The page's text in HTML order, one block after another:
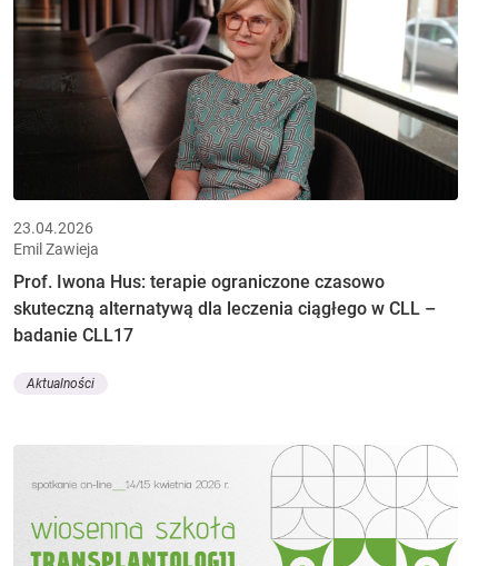
23.04.2026
Emil Zawieja
Prof. Iwona Hus: terapie ograniczone czasowo
skuteczną alternatywą dla leczenia ciągłego w CLL –
badanie CLL17
Aktualności